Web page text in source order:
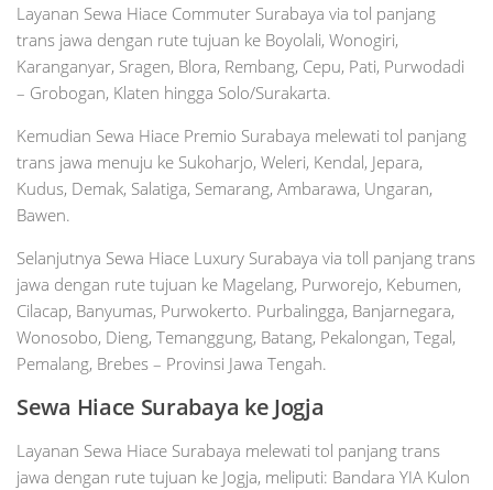
Layanan Sewa Hiace Commuter Surabaya via tol panjang
trans jawa dengan rute tujuan ke Boyolali, Wonogiri,
Karanganyar, Sragen, Blora, Rembang, Cepu, Pati, Purwodadi
– Grobogan, Klaten hingga Solo/Surakarta.
Kemudian Sewa Hiace Premio Surabaya melewati tol panjang
trans jawa menuju ke Sukoharjo, Weleri, Kendal, Jepara,
Kudus, Demak, Salatiga, Semarang, Ambarawa, Ungaran,
Bawen.
Selanjutnya Sewa Hiace Luxury Surabaya via toll panjang trans
jawa dengan rute tujuan ke Magelang, Purworejo, Kebumen,
Cilacap, Banyumas, Purwokerto. Purbalingga, Banjarnegara,
Wonosobo, Dieng, Temanggung, Batang, Pekalongan, Tegal,
Pemalang, Brebes – Provinsi Jawa Tengah.
Sewa Hiace Surabaya ke Jogja
Layanan Sewa Hiace Surabaya melewati tol panjang trans
jawa dengan rute tujuan ke Jogja, meliputi: Bandara YIA Kulon